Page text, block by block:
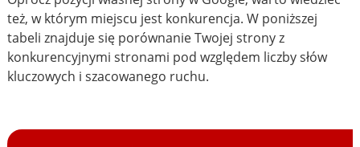
też, w którym miejscu jest konkurencja. W poniższej
tabeli znajduje się porównanie Twojej strony z
konkurencyjnymi stronami pod względem liczby słów
kluczowych i szacowanego ruchu.